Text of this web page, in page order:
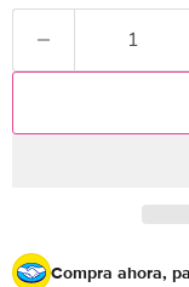
Compra ahora,